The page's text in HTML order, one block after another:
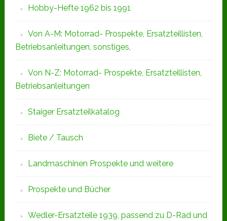
Hobby-Hefte 1962 bis 1991
Von A-M: Motorrad- Prospekte, Ersatzteillisten,
Betriebsanleitungen, sonstiges,
Von N-Z: Motorrad- Prospekte, Ersatzteillisten,
Betriebsanleitungen
Staiger Ersatzteilkatalog
Biete / Tausch
Landmaschinen Prospekte und weitere
Prospekte und Bücher
Wedler-Ersatzteile 1939, passend zu D-Rad und